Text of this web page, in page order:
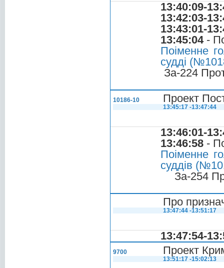
13:40:09-
13:42:03-
13:43:01-
13:45:04-
Поіменне
судді
За-224
10186-10 Проект
13:45:17 -13:47:44
13:46:01-
13:46:58 -
Поіменне
суддів
За-254
Про
13:47:44 -13:51:17
13:47:54-
9700 Проект
13:51:17 -15:02:13